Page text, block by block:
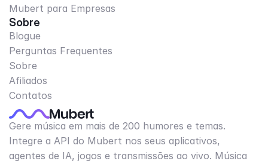
Mubert para Empresas
Sobre
Blogue
Perguntas Frequentes
Sobre
Afiliados
Contatos
Gere música em mais de 200 humores e temas.
Integre a API do Mubert nos seus aplicativos,
agentes de IA, jogos e transmissões ao vivo. Música